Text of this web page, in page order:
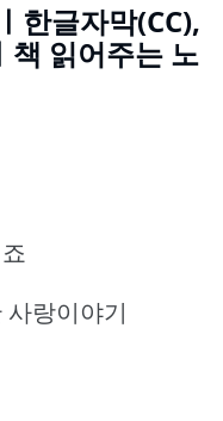
한글자막(CC),
책 읽어주는 노
랑이야기